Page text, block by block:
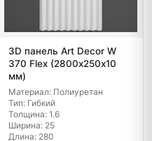
3D панель Art Decor W
370 Flex (2800х250х10
мм)
Материал: Полиуретан
Тип: Гибкий
Толщина: 1.6
Ширина: 25
Длина: 280